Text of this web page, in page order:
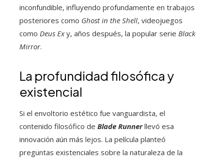
inconfundible, influyendo profundamente en trabajos
posteriores como Ghost in the Shell, videojuegos
como Deus Exy, años después, la popular serie Black
Mirror.
La profundidad filosófica y
existencial
Si el envoltorio estético fue vanguardista, el
contenido filosófico de Blade Runnerllevó esa
innovación aún más lejos. La película planteó
preguntas existenciales sobre la naturaleza de la